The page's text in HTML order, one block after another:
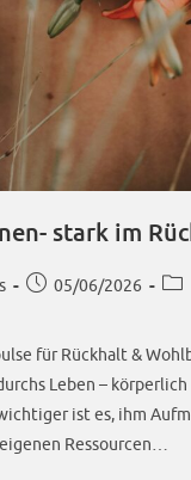
237
stark im
05/06/2026
für Rückhalt &
Leben –
ist es, ihm
Ressourcen…